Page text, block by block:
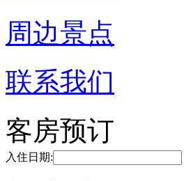
周边景点
联系我们
客房预订
入住日期: